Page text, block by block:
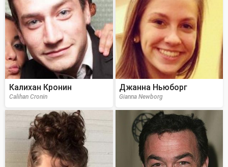
Калихан Кронин
Calihan Cronin
Джанна Ньюборг
Gianna Newborg